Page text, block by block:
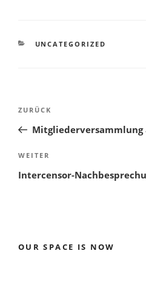
KATEGORIEN
UNCATEGORIZED
Beitragsnavigation
Vorheriger
Beitrag
ZURÜCK
Mitgliederversammlung
Nächster
Beitrag
WEITER
Intercensor-
OUR SPACE IS NOW